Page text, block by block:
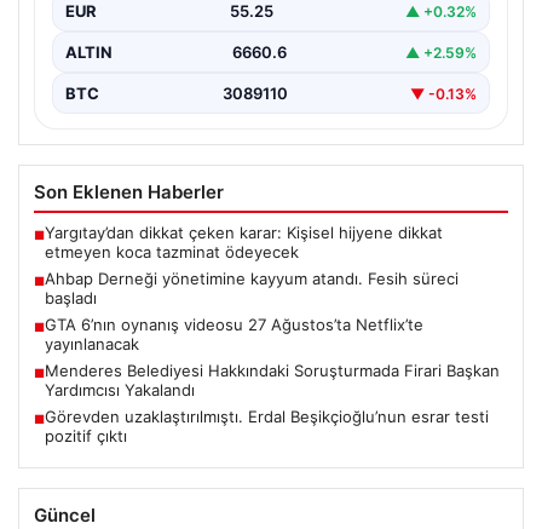
EUR 55.25 ▲ +0.32%
ALTIN 6660.6 ▲ +2.59%
BTC 3089110 ▼ -0.13%
Son Eklenen Haberler
■Yargıtay’dan dikkat çeken karar: Kişisel hijyene dikkat
etmeyen koca tazminat ödeyecek
■Ahbap Derneği yönetimine kayyum atandı. Fesih süreci
başladı
■GTA 6’nın oynanış videosu 27 Ağustos’ta Netflix’te
yayınlanacak
■Menderes Belediyesi Hakkındaki Soruşturmada Firari Başkan
Yardımcısı Yakalandı
■Görevden uzaklaştırılmıştı. Erdal Beşikçioğlu’nun esrar testi
pozitif çıktı
Güncel